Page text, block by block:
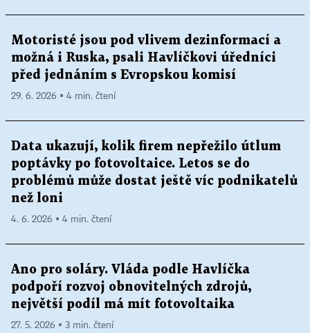
Motoristé jsou pod vlivem dezinformací a
možná i Ruska, psali Havlíčkovi úředníci
před jednáním s Evropskou komisí
29. 6. 2026 ▪ 4 min. čtení
Data ukazují, kolik firem nepřežilo útlum
poptávky po fotovoltaice. Letos se do
problémů může dostat ještě víc podnikatelů
než loni
4. 6. 2026 ▪ 4 min. čtení
Ano pro soláry. Vláda podle Havlíčka
podpoří rozvoj obnovitelných zdrojů,
největší podíl má mít fotovoltaika
27. 5. 2026 ▪ 3 min. čtení